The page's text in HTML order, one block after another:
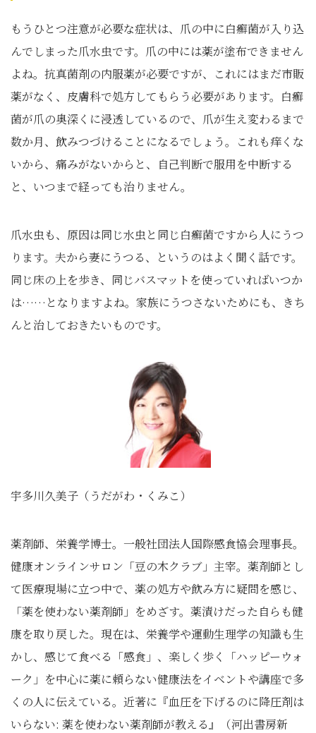
もうひとつ注意が必要な症状は、爪の中に白癬菌が入り込
んでしまった爪水虫です。爪の中には薬が塗布できません
よね。抗真菌剤の内服薬が必要ですが、これにはまだ市販
薬がなく、皮膚科で処方してもらう必要があります。白癬
菌が爪の奥深くに浸透しているので、爪が生え変わるまで
数か月、飲みつづけることになるでしょう。これも痒くな
いから、痛みがないからと、自己判断で服用を中断する
と、いつまで経っても治りません。
爪水虫も、原因は同じ水虫と同じ白癬菌ですから人にうつ
ります。夫から妻にうつる、というのはよく聞く話です。
同じ床の上を歩き、同じバスマットを使っていればいつか
は……となりますよね。家族にうつさないためにも、きち
んと治しておきたいものです。
宇多川久美子（うだがわ・くみこ）
薬剤師、栄養学博士。一般社団法人国際感食協会理事長。
健康オンラインサロン「豆の木クラブ」主宰。薬剤師とし
て医療現場に立つ中で、薬の処方や飲み方に疑問を感じ、
「薬を使わない薬剤師」をめざす。薬漬けだった自らも健
康を取り戻した。現在は、栄養学や運動生理学の知識も生
かし、感じて食べる「感食」、楽しく歩く「ハッピーウォ
ーク」を中心に薬に頼らない健康法をイベントや講座で多
くの人に伝えている。近著に『血圧を下げるのに降圧剤は
いらない: 薬を使わない薬剤師が教える』（河出書房新